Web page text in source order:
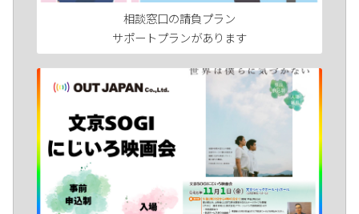
相談窓口の請負プラン
サポートプランがあります